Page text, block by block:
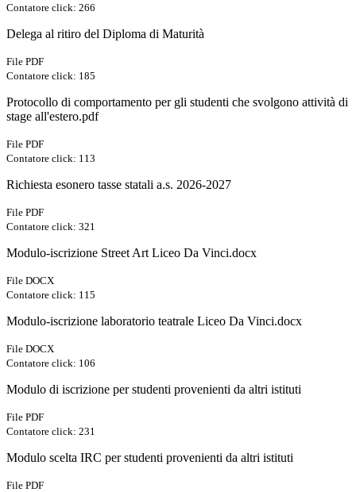
Contatore click: 266
Delega al ritiro del Diploma di Maturità
File PDF
Contatore click: 185
Protocollo di comportamento per gli studenti che svolgono attività di
stage all'estero.pdf
File PDF
Contatore click: 113
Richiesta esonero tasse statali a.s. 2026-2027
File PDF
Contatore click: 321
Modulo-iscrizione Street Art Liceo Da Vinci.docx
File DOCX
Contatore click: 115
Modulo-iscrizione laboratorio teatrale Liceo Da Vinci.docx
File DOCX
Contatore click: 106
Modulo di iscrizione per studenti provenienti da altri istituti
File PDF
Contatore click: 231
Modulo scelta IRC per studenti provenienti da altri istituti
File PDF